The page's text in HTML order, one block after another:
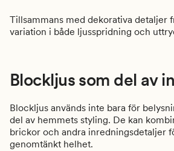
Tillsammans med dekorativa detaljer
variation i både ljusspridning och
Blockljus som del av
Blockljus används inte bara för
del av hemmets styling. De kan
brickor och andra inredningsdetaljer
genomtänkt helhet.